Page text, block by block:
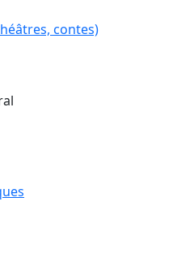
contes)